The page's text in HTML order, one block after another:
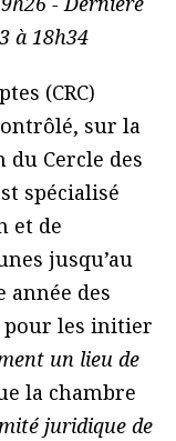
à 18h34
(CRC)
sur la
du Cercle des
spécialisé
et de
jusqu’au
année des
pour les initier
un lieu de
la chambre
juridique de